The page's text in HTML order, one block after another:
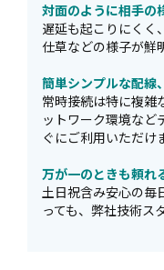
対面のように相手の
遅延も起こりにくく
仕草などの様子が鮮
簡単シンプルな配線
常時接続は特に複雑
ットワーク環境など
ぐにご利用いただけ
万が一のときも頼れ
土日祝含み安心の毎
っても、弊社技術ス